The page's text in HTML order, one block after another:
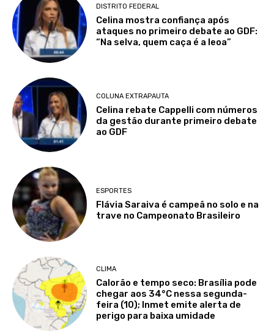
DISTRITO FEDERAL
Celina mostra confiança após
ataques no primeiro debate ao GDF:
“Na selva, quem caça é a leoa”
COLUNA EXTRAPAUTA
Celina rebate Cappelli com números
da gestão durante primeiro debate
ao GDF
ESPORTES
Flávia Saraiva é campeã no solo e na
trave no Campeonato Brasileiro
CLIMA
Calorão e tempo seco: Brasília pode
chegar aos 34°C nessa segunda-
feira (10); Inmet emite alerta de
perigo para baixa umidade